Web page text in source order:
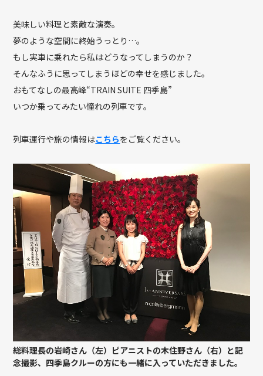
美味しい料理と素敵な演奏。
夢のような空間に終始うっとり…。
もし実車に乗れたら私はどうなってしまうのか？
そんなふうに思ってしまうほどの幸せを感じました。
おもてなしの最高峰“TRAIN SUITE 四季島”
いつか乗ってみたい憧れの列車です。
列車運行や旅の情報はこちらをご覧ください。
総料理長の岩崎さん（左）ピアニストの木住野さん（右）と記
念撮影、四季島クルーの方にも一緒に入っていただきました。